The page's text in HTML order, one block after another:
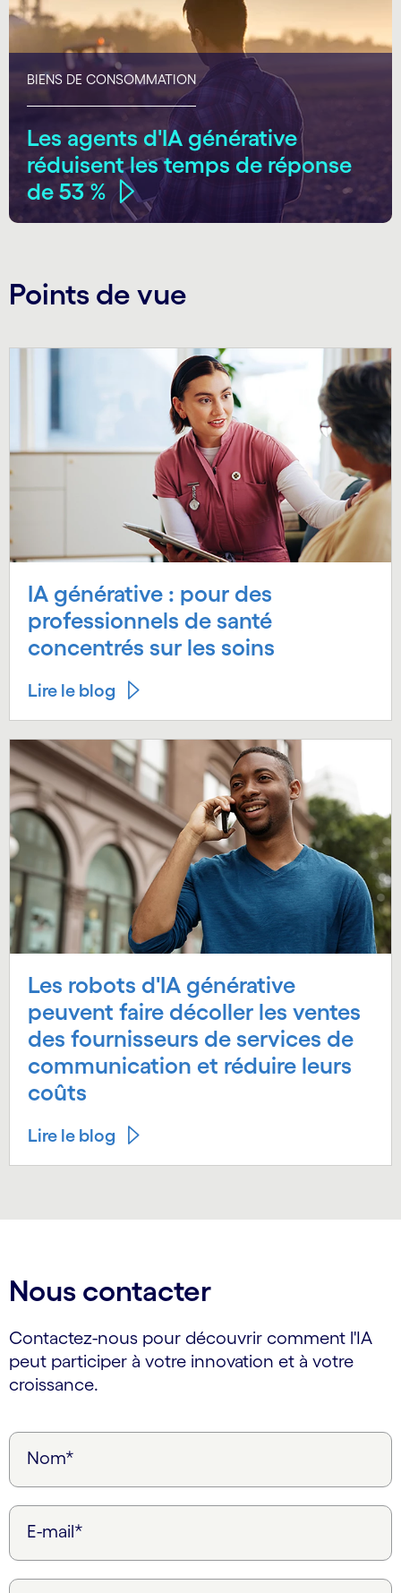
BIENS DE CONSOMMATION
Les agents d'IA générative
réduisent les temps de réponse
de 53 %
Points de vue
IA générative : pour des
professionnels de santé
concentrés sur les soins
Lire le blog
Les robots d'IA générative
peuvent faire décoller les ventes
des fournisseurs de services de
communication et réduire leurs
coûts
Lire le blog
Nous contacter
Contactez-nous pour découvrir comment l'IA
peut participer à votre innovation et à votre
croissance.
Nom*
E-mail*